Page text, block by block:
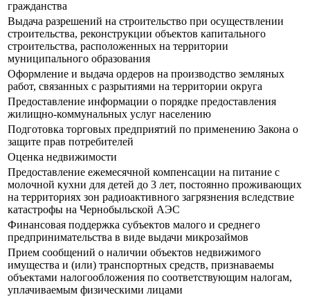
гражданства
Выдача разрешений на строительство при осуществлении
строительства, реконструкции объектов капитального
строительства, расположенных на территории
муниципального образования
Оформление и выдача ордеров на производство земляных
работ, связанных с разрытиями на территории округа
Предоставление информации о порядке предоставления
жилищно-коммунальных услуг населению
Подготовка торговых предприятий по применению Закона о
защите прав потребителей
Оценка недвижимости
Предоставление ежемесячной компенсации на питание с
молочной кухни для детей до 3 лет, постоянно проживающих
на территориях зон радиоактивного загрязнения вследствие
катастрофы на Чернобыльской АЭС
Финансовая поддержка субъектов малого и среднего
предпринимательства в виде выдачи микрозаймов
Прием сообщений о наличии объектов недвижимого
имущества и (или) транспортных средств, признаваемы
объектами налогообложения по соответствующим налогам,
уплачиваемым физическими лицами